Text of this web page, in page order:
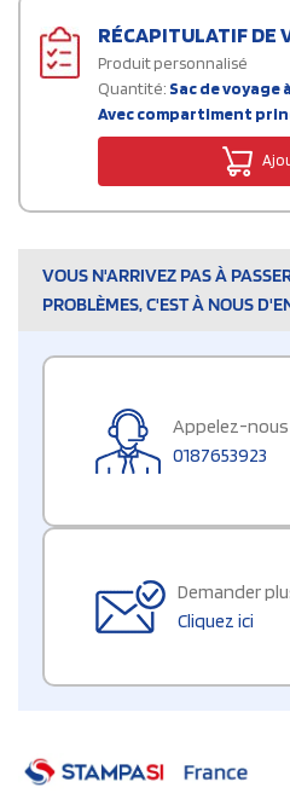
RÉCAPITULATIF DE
Produit personnalisé
Quantité: Sac de
Avec compartiment
VOUS N'ARRIVEZ PAS À
PROBLÈMES, C'EST À NOUS
Appelez-
0187653923
Demander
Cliquez ici